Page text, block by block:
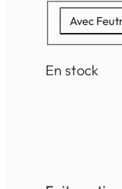
Avec
En stock